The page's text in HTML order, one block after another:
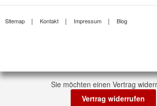
Sitemap Kontakt Impressum Blog
Sie möchten einen Vertrag
Vertrag widerrufen